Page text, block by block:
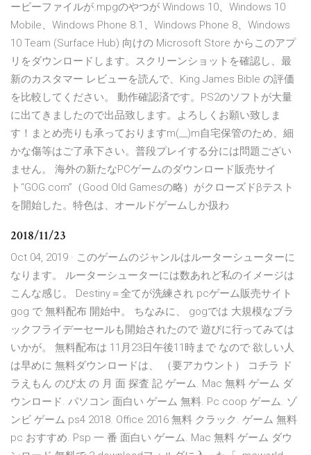
ービーファイルが.mpgのやつが Windows 10、Windows 10
Mobile、Windows Phone 8.1、Windows Phone 8、Windows
10 Team (Surface Hub) 向けの Microsoft Store からこのアプ
リをダウンロードします。スクリーンショットを確認し、最
新のカスタマー レビューを読んで、King James Bible の評価
を比較してください。 動作確認済です。PS2のソフトが大量
に出てきましたので出品致します。よろしくお願い致しま
す！まとめ売りも承っておりますm(__)m自宅保管のため、細
かな傷等はご了承下さい。普段プレイする分には問題ござい
ません。 海外の新たなPCゲームのダウンロード販売サイ
ト“GOG.com”（Good Old Gamesの略）がクローズドβテスト
を開始した。特色は、オールドゲームしか扱わ
2018/11/23
Oct 04, 2019 · このゲームのジャンルはルーターシューターに
なります。 ルーターシューターには数あれど私のイメージは
こんな感じ。 Destiny＝全てが洗練され pcゲーム販売サイト
gog で 無料配布 開始中。 ちなみに、 gogでは 大規模なブラ
ックフライデーセールも開始されたので 遊びに行ってみては
いかが。 無料配布は 11月23日午後11時まで なので 欲しい人
は早めに 無料ダウンロードは、 （要アカウント） コチラ ド
ラえもん のび太 の 月 面 探査 記 ゲーム. Mac 無料 ゲーム ダ
ウンロード. パソコン 面白い ゲーム 無料. Pc coop ゲーム. ゾ
ンビ ゲーム ps4 2018. Office 2016 無料 クラック. ゲーム 無料
pc おすすめ. Psp 一 番 面白い ゲーム. Mac 無料 ゲーム ダウ